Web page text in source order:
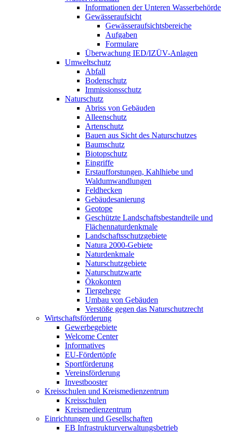
Informationen der Unteren Wasserbehörde
Gewässeraufsicht
Gewässeraufsichtsbereiche
Aufgaben
Formulare
Überwachung IED/IZÜV-Anlagen
Umweltschutz
Abfall
Bodenschutz
Immissionsschutz
Naturschutz
Abriss von Gebäuden
Alleenschutz
Artenschutz
Bauen aus Sicht des Naturschutzes
Baumschutz
Biotopschutz
Eingriffe
Erstaufforstungen, Kahlhiebe und
Waldumwandlungen
Feldhecken
Gebäudesanierung
Geotope
Geschützte Landschaftsbestandteile und
Flächennaturdenkmale
Landschaftsschutzgebiete
Natura 2000-Gebiete
Naturdenkmale
Naturschutzgebiete
Naturschutzwarte
Ökokonten
Tiergehege
Umbau von Gebäuden
Verstöße gegen das Naturschutzrecht
Wirtschaftsförderung
Gewerbegebiete
Welcome Center
Informatives
EU-Fördertöpfe
Sportförderung
Vereinsförderung
Investbooster
Kreisschulen und Kreismedienzentrum
Kreisschulen
Kreismedienzentrum
Einrichtungen und Gesellschaften
EB Infrastruktur­verwaltungsbetrieb